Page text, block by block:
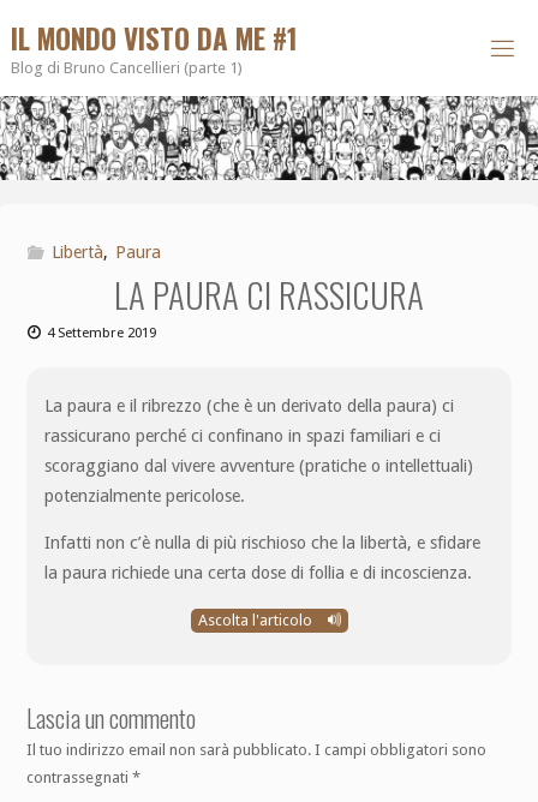
IL MONDO VISTO DA ME #1
Blog di Bruno Cancellieri (parte 1)
Libertà, Paura
LA PAURA CI RASSICURA
4 Settembre 2019
La paura e il ribrezzo (che è un derivato della paura) ci
rassicurano perché ci confinano in spazi familiari e ci
scoraggiano dal vivere avventure (pratiche o intellettuali)
potenzialmente pericolose.
Infatti non c’è nulla di più rischioso che la libertà, e sfidare
la paura richiede una certa dose di follia e di incoscienza.
Ascolta l'articolo
Lascia un commento
Il tuo indirizzo email non sarà pubblicato. I campi obbligatori sono
contrassegnati*